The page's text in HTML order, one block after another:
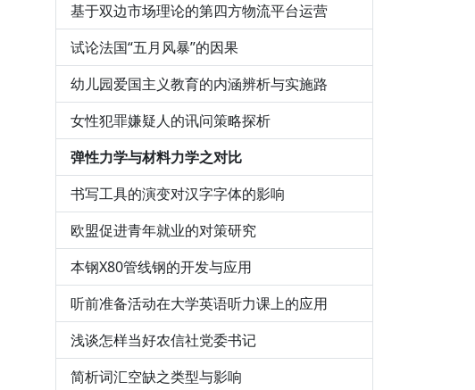
基于双边市场理论的第四方物流平台运营
试论法国“五月风暴”的因果
幼儿园爱国主义教育的内涵辨析与实施路
女性犯罪嫌疑人的讯问策略探析
弹性力学与材料力学之对比
书写工具的演变对汉字字体的影响
欧盟促进青年就业的对策研究
本钢X80管线钢的开发与应用
听前准备活动在大学英语听力课上的应用
浅谈怎样当好农信社党委书记
简析词汇空缺之类型与影响